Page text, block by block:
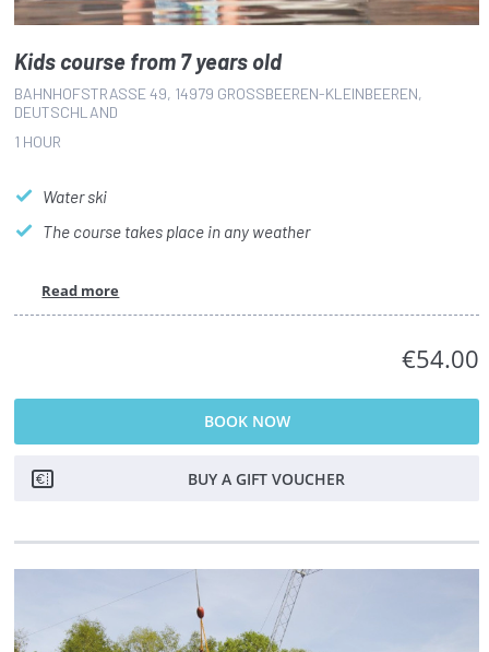
Kids course from 7 years old
BAHNHOFSTRASSE 49, 14979 GROSSBEEREN-KLEINBEEREN, DE
UTSCHLAND
1 HOUR
Water ski
The course takes place in any weather
Read more
€54.00
BOOK NOW
BUY A GIFT VOUCHER